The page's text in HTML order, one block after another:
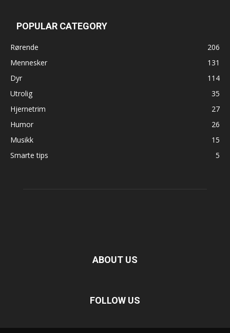
POPULAR CATEGORY
Rørende
206
Mennesker
131
Dyr
114
Utrolig
35
Hjernetrim
27
Humor
26
Musikk
15
Smarte tips
5
ABOUT US
FOLLOW US